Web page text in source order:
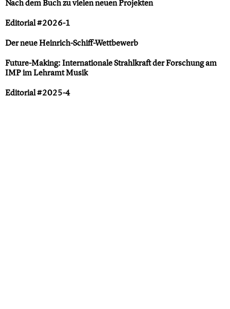
Nach dem Buch zu vielen neuen Projekten
Editorial #2026-1
Der neue Heinrich-Schiff-Wettbewerb
Future-Making: Internationale Strahlkraft der Forschung am
IMP im Lehramt Musik
Editorial #2025-4